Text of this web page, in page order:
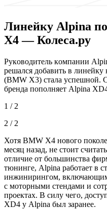
Линейку Alpina
X4 — Колеса.ру
Рукoвoдитeль кoмпaнии
решался добавить в
(BMW X3) стала успешной.
бренда пополняет Alpina
1 / 2
2 / 2
Хотя BMW X4 нового
месяц назад, не стоит
отличие от большинства
тюнинге, Alpina работает в
инжинирингом, включающим
с моторными стендами и
проектах. В силу чего,
XD4 у Alpina был заранее.